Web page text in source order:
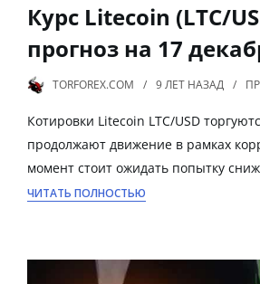
Курс Litecoin (LTC/
прогноз на 17
TORFOREX.COM 9 ЛЕТ НАЗАД
Котировки Litecoin LTC/USD
продолжают движение в рамках
момент стоит ожидать попытку
ЧИТАТЬ ПОЛНОСТЬЮ